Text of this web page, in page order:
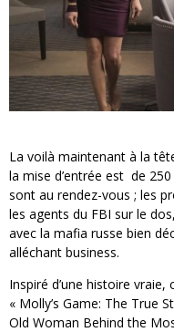
La voilà maintenant à la
la mise d’entrée est de
sont au rendez-vous ; les
les agents du FBI sur le
avec la mafia russe bien
alléchant business.
Inspiré d’une histoire
« Molly’s Game: The True
Old Woman Behind the